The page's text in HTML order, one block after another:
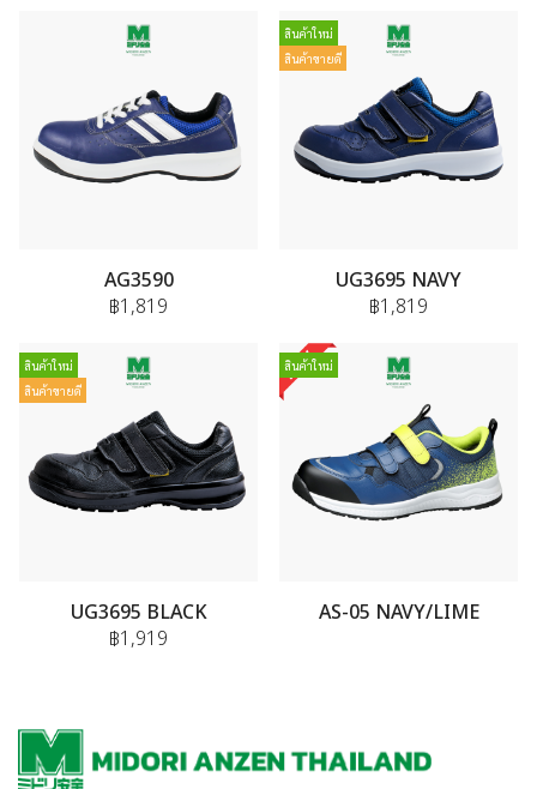
AG3590
฿1,819
สินค้าใหม่
สินค้าขายดี
UG3695 NAVY
฿1,819
สินค้าใหม่
สินค้าขายดี
UG3695 BLACK
฿1,919
สินค้าใหม่
AS-05 NAVY/LIME